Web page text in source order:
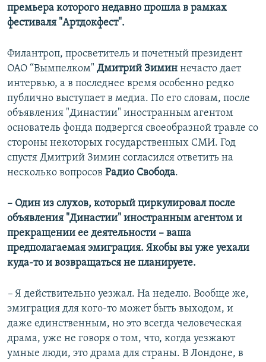
премьера которого недавно прошла в рамках
фестиваля "Артдокфест".
Филантроп, просветитель и почетный президент
ОАО “Вымпелком" Дмитрий Зимин нечасто дает
интервью, а в последнее время особенно редко
публично выступает в медиа. По его словам, после
объявления "Династии" иностранным агентом
основатель фонда подвергся своеобразной травле со
стороны некоторых государственных СМИ. Год
спустя Дмитрий Зимин согласился ответить на
несколько вопросов Радио Свобода.
– Один из слухов, который циркулировал после
объявления "Династии" иностранным агентом и
прекращении ее деятельности – ваша
предполагаемая эмиграция. Якобы вы уже уехали
куда-то и возвращаться не планируете.
– Я действительно уезжал. На неделю. Вообще же,
эмиграция для кого-то может быть выходом, и
даже единственным, но это всегда человеческая
драма, уже не говоря о том, что, когда уезжают
умные люди, это драма для страны. В Лондоне, в